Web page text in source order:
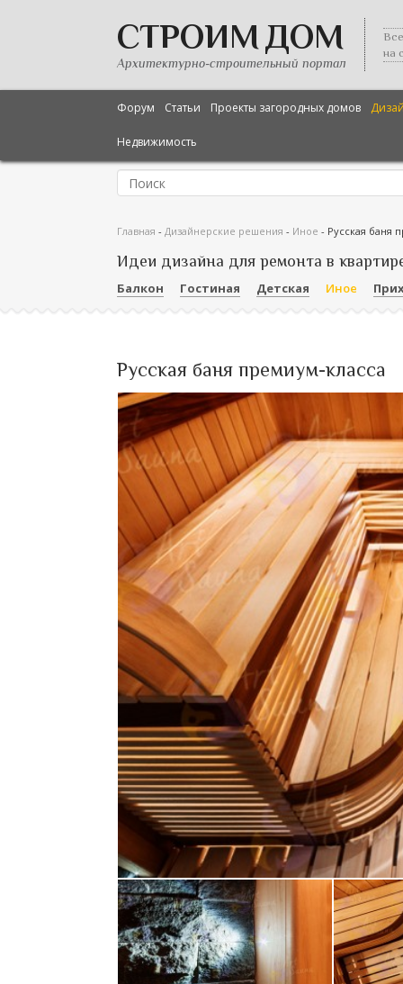
СТРОИМ ДОМ
Архитектурно-строительный портал
на
Форум Статьи Проекты загородных домов
Недвижимость
Главная - Дизайнерские решения - Иное - Русская баня
Идеи дизайна для ремонта в
Балкон Гостиная Детская Иное
Русская баня премиум-класса